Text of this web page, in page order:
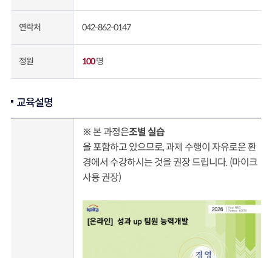
연락처 042-862-0147
정원 100명
교육설명
※ 본 과정은조별 실습
을 포함하고 있으므로, 과제 수행이 자유로운 환
경에서 수강하시는 것을 권장 드립니다. (마이크
사용 권장)